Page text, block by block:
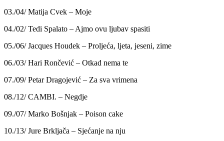
03./04/ Matija Cvek – Moje
04./02/ Tedi Spalato – Ajmo ovu ljubav spasiti
05./06/ Jacques Houdek – Proljeća, ljeta, jeseni, zime
06./03/ Hari Rončević – Otkad nema te
07./09/ Petar Dragojević – Za sva vrimena
08./12/ CAMBI. – Negdje
09./07/ Marko Bošnjak – Poison cake
10./13/ Jure Brkljača – Sjećanje na nju